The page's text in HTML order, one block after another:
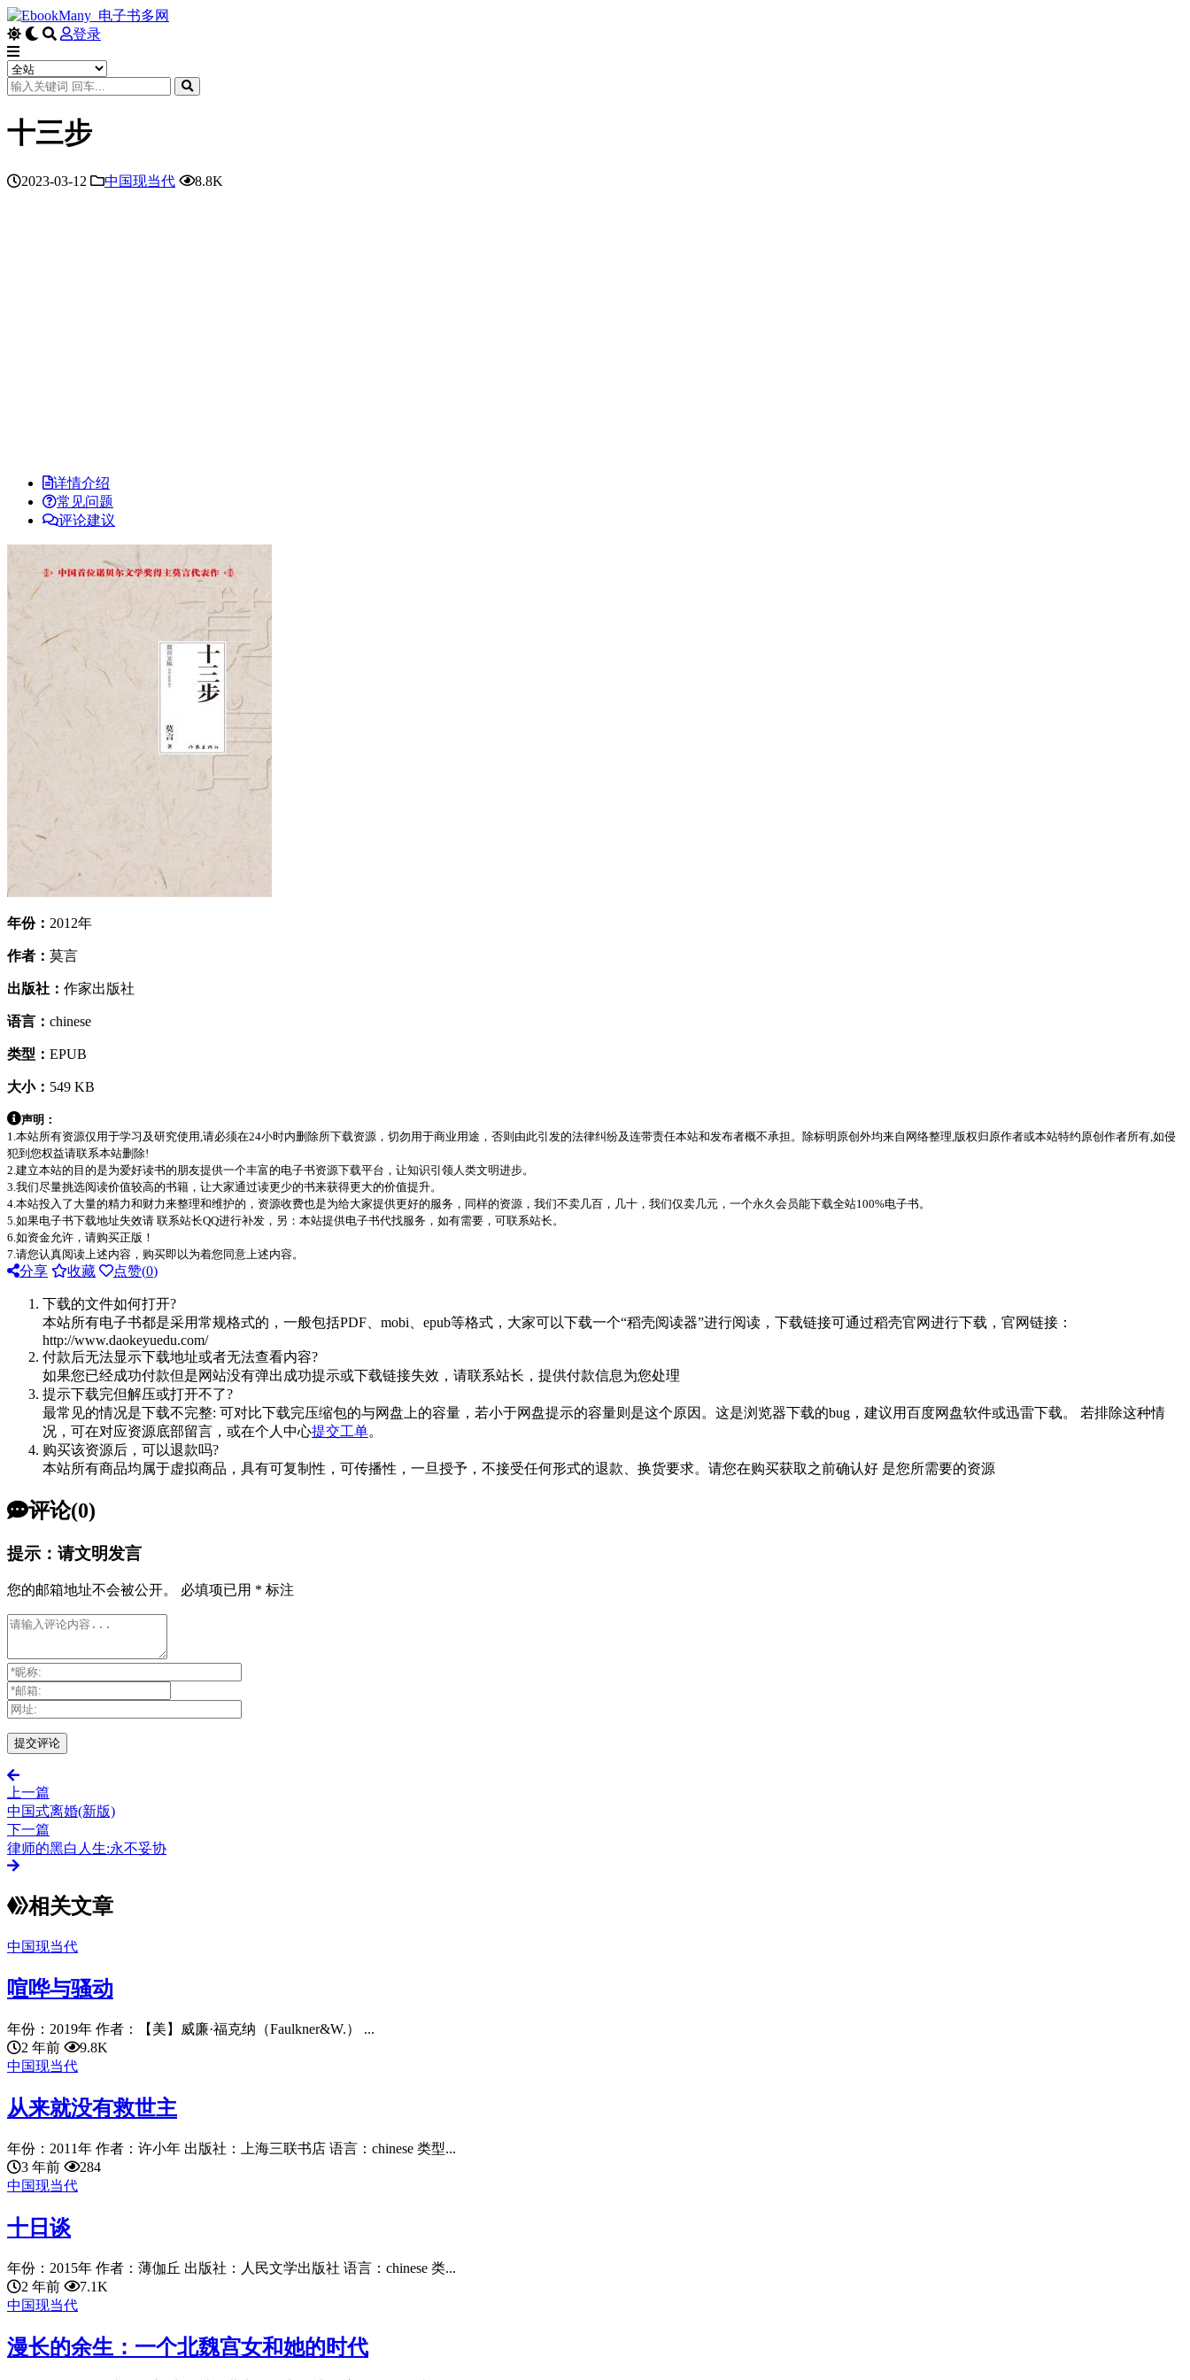
登录
十三步
2023-03-12 中国现当代 8.8K
详情介绍
常见问题
评论建议
年份： 2012年
作者： 莫言
出版社： 作家出版社
语言： chinese
类型： EPUB
大小： 549 KB
声明：
1.本站所有资源仅用于学习及研究使用,请必须在24小时内删除所下载资源，切勿用于商业用途，否则由此引发的法律纠纷及连带责任本站和发布者概不承担。除标明原创外均来自网络整理,版权归原作者或本站特约原创作者所有,如侵
犯到您权益请联系本站删除!
2.建立本站的目的是为爱好读书的朋友提供一个丰富的电子书资源下载平台，让知识引领人类文明进步。
3.我们尽量挑选阅读价值较高的书籍，让大家通过读更少的书来获得更大的价值提升。
4.本站投入了大量的精力和财力来整理和维护的，资源收费也是为给大家提供更好的服务，同样的资源，我们不卖几百，几十，我们仅卖几元，一个永久会员能下载全站100%电子书。
5.如果电子书下载地址失效请 联系站长QQ进行补发，另：本站提供电子书代找服务，如有需要，可联系站长。
6.如资金允许，请购买正版！
7.请您认真阅读上述内容，购买即以为着您同意上述内容。
分享 收藏 点赞(0)
下载的文件如何打开?
本站所有电子书都是采用常规格式的，一般包括PDF、mobi、epub等格式，大家可以下载一个“稻壳阅读器”进行阅读，下载链接可通过稻壳官网进行下载，官网链接：
http://www.daokeyuedu.com/
付款后无法显示下载地址或者无法查看内容?
如果您已经成功付款但是网站没有弹出成功提示或下载链接失效，请联系站长，提供付款信息为您处理
提示下载完但解压或打开不了?
最常见的情况是下载不完整: 可对比下载完压缩包的与网盘上的容量，若小于网盘提示的容量则是这个原因。这是浏览器下载的bug，建议用百度网盘软件或迅雷下载。 若排除这种情
况，可在对应资源底部留言，或在个人中心提交工单。
购买该资源后，可以退款吗?
本站所有商品均属于虚拟商品，具有可复制性，可传播性，一旦授予，不接受任何形式的退款、换货要求。请您在购买获取之前确认好 是您所需要的资源
评论(0)
提示：请文明发言
您的邮箱地址不会被公开。 必填项已用 * 标注
上一篇
中国式离婚(新版)
下一篇
律师的黑白人生:永不妥协
相关文章
中国现当代
喧哗与骚动
年份：2019年 作者：【美】威廉·福克纳（Faulkner&W.） ...
2 年前
9.8K
中国现当代
从来就没有救世主
年份：2011年 作者：许小年 出版社：上海三联书店 语言：chinese 类型...
3 年前
284
中国现当代
十日谈
年份：2015年 作者：薄伽丘 出版社：人民文学出版社 语言：chinese 类...
2 年前
7.1K
中国现当代
漫长的余生：一个北魏宫女和她的时代